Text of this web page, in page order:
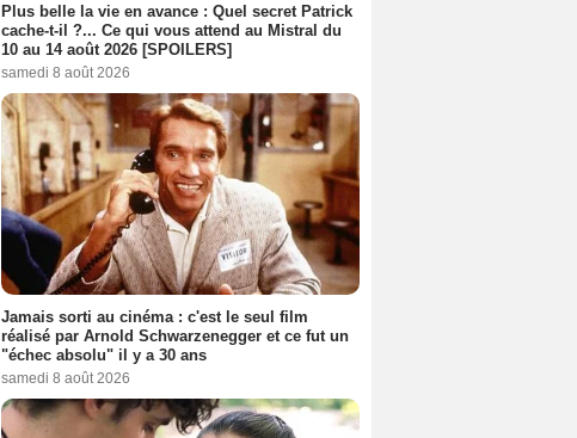
Plus belle la vie en avance : Quel secret Patrick
cache-t-il ?... Ce qui vous attend au Mistral du
10 au 14 août 2026 [SPOILERS]
samedi 8 août 2026
Jamais sorti au cinéma : c'est le seul film
réalisé par Arnold Schwarzenegger et ce fut un
"échec absolu" il y a 30 ans
samedi 8 août 2026